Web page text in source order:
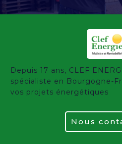
Depuis 17 ans, CLEF
spécialiste en Bourgogne-
vos projets énergétiques
Nous